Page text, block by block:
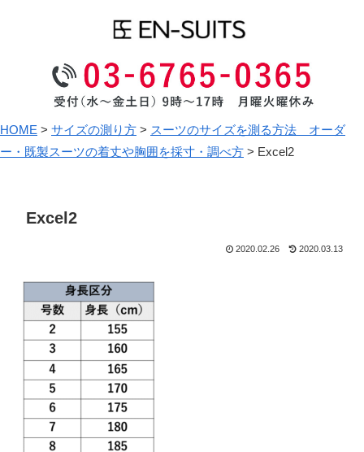
HOME > サイズの測り方 > スーツのサイズを測る方法 オーダ
ー・既製スーツの着丈や胸囲を採寸・調べ方 > Excel2
Excel2
2020.02.26 2020.03.13